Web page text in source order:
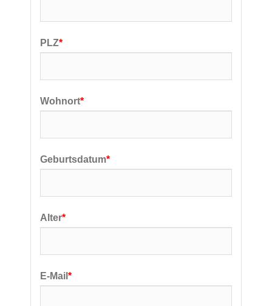
PLZ*
Wohnort*
Geburtsdatum*
Alter*
E-Mail *